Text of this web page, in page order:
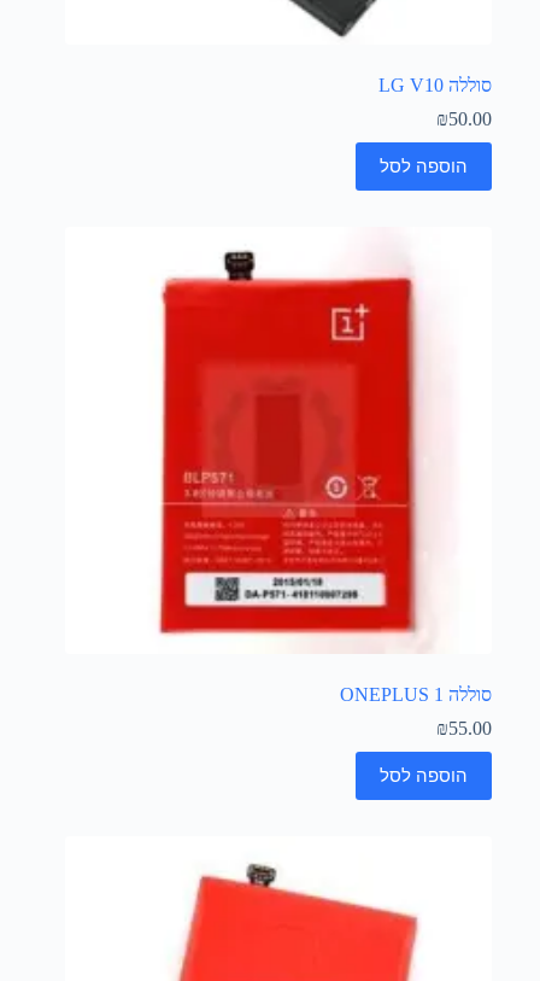
סוללה LG V10
₪50.00
הוספה לסל
סוללה ONEPLUS 1
₪55.00
הוספה לסל